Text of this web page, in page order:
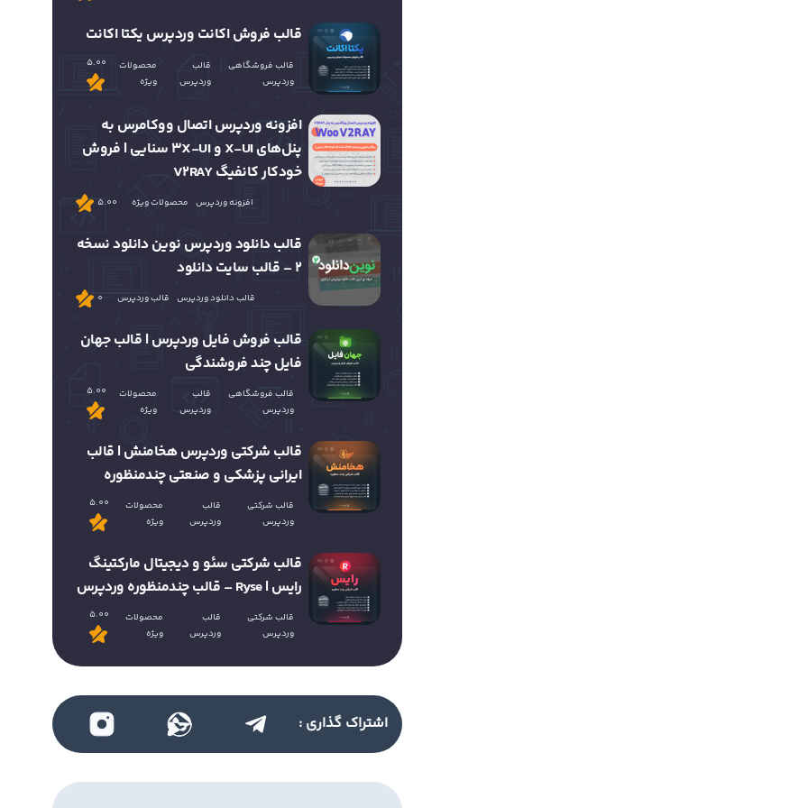
قالب فروش اکانت وردپرس یکتا اکانت
قالب فروشگاهی
وردپرس
قالب
وردپرس
محصولات
ویژه
5.00
افزونه وردپرس اتصال ووکامرس به
پنل‌های X-UI و 3X-UI سنایی | فروش
خودکار کانفیگ V2RAY
افزونه وردپرس محصولات ویژه 5.00
قالب دانلود وردپرس نوین دانلود نسخه
2 – قالب سایت دانلود
قالب دانلود وردپرس قالب وردپرس 0
قالب فروش فایل وردپرس | قالب جهان
فایل چند فروشندگی
قالب فروشگاهی
وردپرس
قالب
وردپرس
محصولات
ویژه
5.00
قالب شرکتی وردپرس هخامنش | قالب
ایرانی پزشکی و صنعتی چندمنظوره
قالب شرکتی
وردپرس
قالب
وردپرس
محصولات
ویژه
5.00
قالب شرکتی سئو و دیجیتال مارکتینگ
رایس | Ryse – قالب چندمنظوره وردپرس
قالب شرکتی
وردپرس
قالب
وردپرس
محصولات
ویژه
5.00
اشتراک گذاری :